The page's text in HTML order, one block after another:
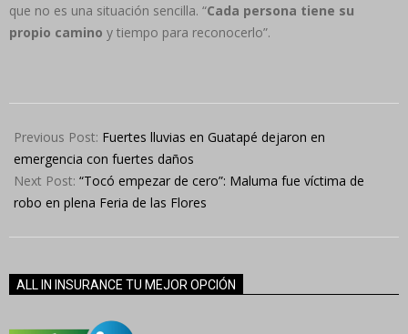
que no es una situación sencilla. “Cada persona tiene su
propio camino y tiempo para reconocerlo”.
08-
14
Previous Post: Fuertes lluvias en Guatapé dejaron en
emergencia con fuertes daños
Next Post: “Tocó empezar de cero”: Maluma fue víctima de
robo en plena Feria de las Flores
ALL IN INSURANCE TU MEJOR OPCIÓN